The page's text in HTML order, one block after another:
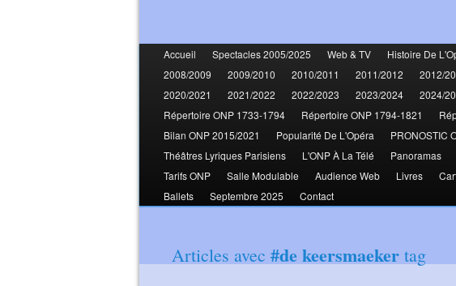
Accueil Spectacles 2005/2025 Web & TV Histoire De
2008/2009
2009/2010 2010/2011 2011/2012 2012/
2020/2021
2021/2022 2022/2023 2023/2024 2024/
Répertoire ONP 1733-1794
Répertoire ONP 1794-1821
Bilan ONP 2015/2021
Popularité De L'Opéra PRONOSTIC
Théâtres Lyriques Parisiens
L'ONP À La Télé Panoramas
Tarifs ONP
Salle Modulable Audience Web Livres
Ballets
Septembre 2025 Contact
Articles avec #de keersmaeker tag